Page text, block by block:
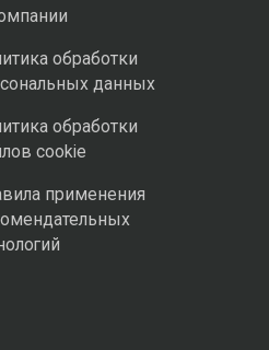
обработки
данных
обработки
cookie
применения